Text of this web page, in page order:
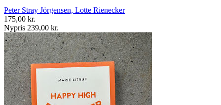
Peter Stray Jörgensen, Lotte Rienecker
175,00 kr.
Nypris 239,00 kr.